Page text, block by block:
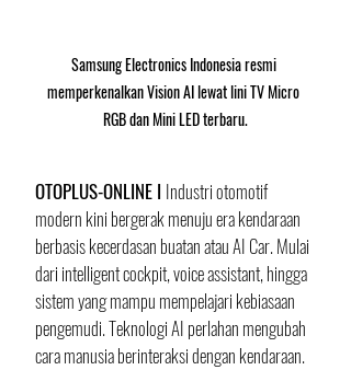
Samsung Electronics Indonesia resmi
memperkenalkan Vision AI lewat lini TV Micro
RGB dan Mini LED terbaru.
OTOPLUS-ONLINE I Industri otomotif
modern kini bergerak menuju era kendaraan
berbasis kecerdasan buatan atau AI Car. Mulai
dari intelligent cockpit, voice assistant, hingga
sistem yang mampu mempelajari kebiasaan
pengemudi. Teknologi AI perlahan mengubah
cara manusia berinteraksi dengan kendaraan.